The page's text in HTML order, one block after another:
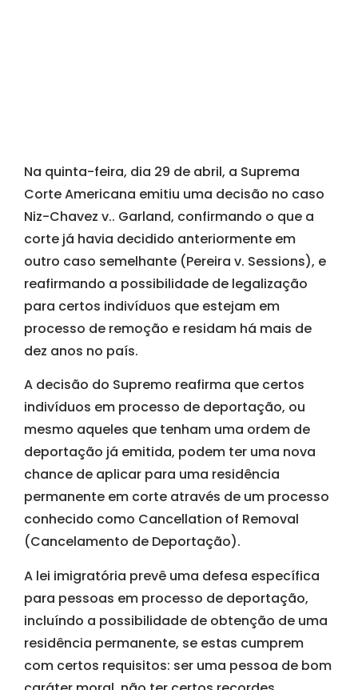
Na quinta-feira, dia 29 de abril, a Suprema
Corte Americana emitiu uma decisão no caso
Niz-Chavez v.. Garland, confirmando o que a
corte já havia decidido anteriormente em
outro caso semelhante (Pereira v. Sessions), e
reafirmando a possibilidade de legalização
para certos indivíduos que estejam em
processo de remoção e residam há mais de
dez anos no país.
A decisão do Supremo reafirma que certos
indivíduos em processo de deportação, ou
mesmo aqueles que tenham uma ordem de
deportação já emitida, podem ter uma nova
chance de aplicar para uma residência
permanente em corte através de um processo
conhecido como Cancellation of Removal
(Cancelamento de Deportação).
A lei imigratória prevê uma defesa específica
para pessoas em processo de deportação,
incluíndo a possibilidade de obtenção de uma
residência permanente, se estas cumprem
com certos requisitos: ser uma pessoa de bom